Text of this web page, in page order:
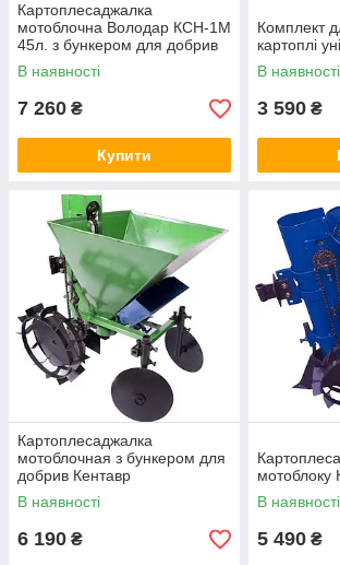
Картоплесаджалка
мотоблочна Володар КСН-1М
45л. з бункером для добрив
В наявності
7 260 ₴
Купити
Комплект
картоплі
В наявності
3 590 ₴
Картоплесаджалка
мотоблочная з бункером для
добрив Кентавр
В наявності
6 190 ₴
мотоблоку
В наявності
5 490 ₴